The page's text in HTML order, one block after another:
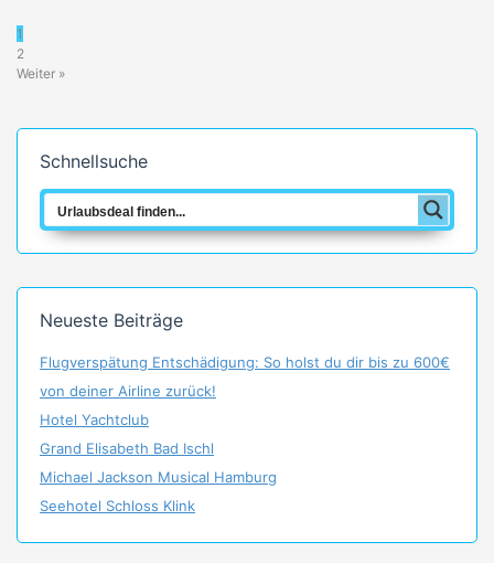
1
2
Weiter »
Schnellsuche
Neueste Beiträge
Flugverspätung Entschädigung: So holst du dir bis zu 600€
von deiner Airline zurück!
Hotel Yachtclub
Grand Elisabeth Bad Ischl
Michael Jackson Musical Hamburg
Seehotel Schloss Klink